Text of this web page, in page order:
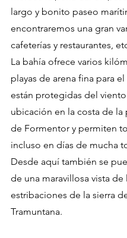
largo y bonito paseo
encontraremos una gran
cafeterías y restaurantes,
La bahía ofrece varios
playas de arena fina para
están protegidas del
ubicación en la costa de la
de Formentor y permiten
incluso en días de mucha
Desde aquí también se
de una maravillosa vista de
estribaciones de la sierra
Tramuntana.